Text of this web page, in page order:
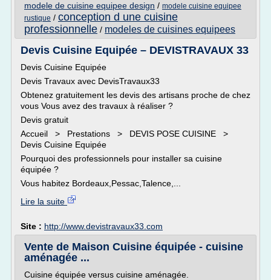
modele de cuisine equipee design / modele cuisine equipee
rustique / conception d une cuisine
professionnelle / modeles de cuisines equipees
Devis Cuisine Equipée – DEVISTRAVAUX 33
Devis Cuisine Equipée
Devis Travaux avec DevisTravaux33
Obtenez gratuitement les devis des artisans proche de chez
vous Vous avez des travaux à réaliser ?
Devis gratuit
Accueil > Prestations > DEVIS POSE CUISINE >
Devis Cuisine Equipée
Pourquoi des professionnels pour installer sa cuisine
équipée ?
Vous habitez Bordeaux,Pessac,Talence,...
Lire la suite
Site : http://www.devistravaux33.com
Vente de Maison Cuisine équipée - cuisine
aménagée ...
Cuisine équipée versus cuisine aménagée.